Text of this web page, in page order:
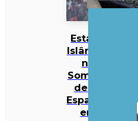
Estado
Islâmico
na
Somália
deixa
Espanha
em